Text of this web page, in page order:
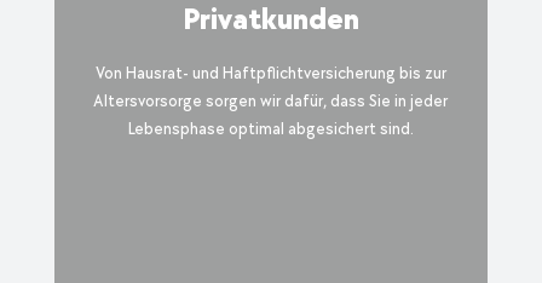
Privatkunden
Von Hausrat- und Haftpflichtversicherung bis zur
Altersvorsorge sorgen wir dafür, dass Sie in jeder
Lebensphase optimal abgesichert sind.